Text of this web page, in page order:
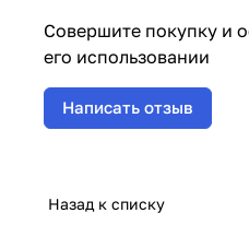
Совершите покупку и
его использовании
Написать отзыв
Назад к списку